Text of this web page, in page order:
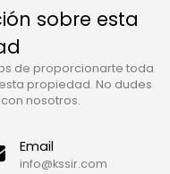
sobre esta
de proporcionarte toda
propiedad. No dudes
nosotros.
Email
info@kssir.com